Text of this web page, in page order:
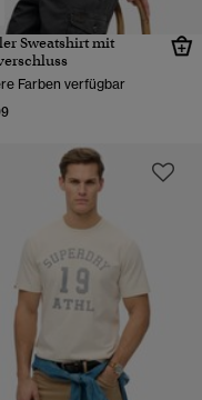
Sweatshirt mit
Farben verfügbar